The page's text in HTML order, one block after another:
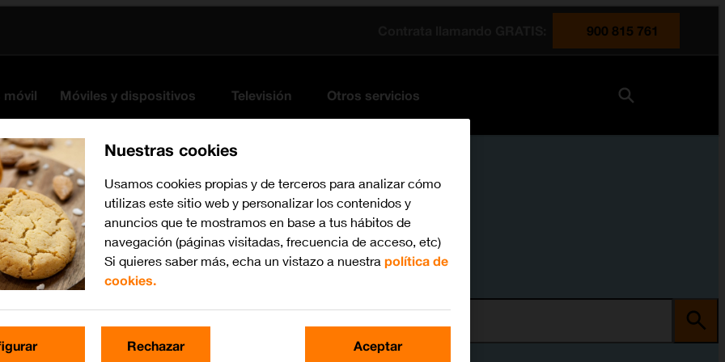
900 815 761
móvil Móviles y dispositivos Televisión Otros servicios
Nuestras cookies
Usamos cookies propias y de terceros para analizar cómo
utilizas este sitio web y personalizar los contenidos y
anuncios que te mostramos en base a tus hábitos de
navegación (páginas visitadas, frecuencia de acceso, etc)
Si quieres saber más, echa un vistazo a nuestra política de
cookies.
Rechazar Aceptar